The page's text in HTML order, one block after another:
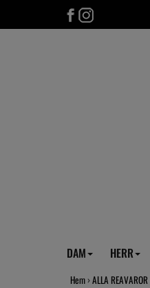
DAM HERR
Hem ›ALLA REAVAROR